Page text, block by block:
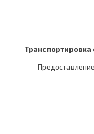
Транспортировка